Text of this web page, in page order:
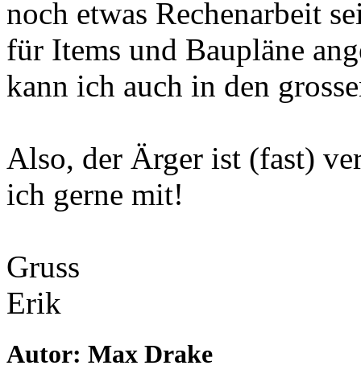
noch etwas Rechenarbeit
für Items und Baupläne
kann ich auch in den
Also, der Ärger ist (fast)
ich gerne mit!
Gruss
Erik
Autor: Max Drake